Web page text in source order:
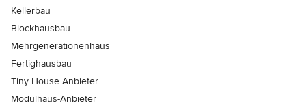
Kellerbau
Blockhausbau
Mehrgenerationenhaus
Fertighausbau
Tiny House Anbieter
Modulhaus-Anbieter